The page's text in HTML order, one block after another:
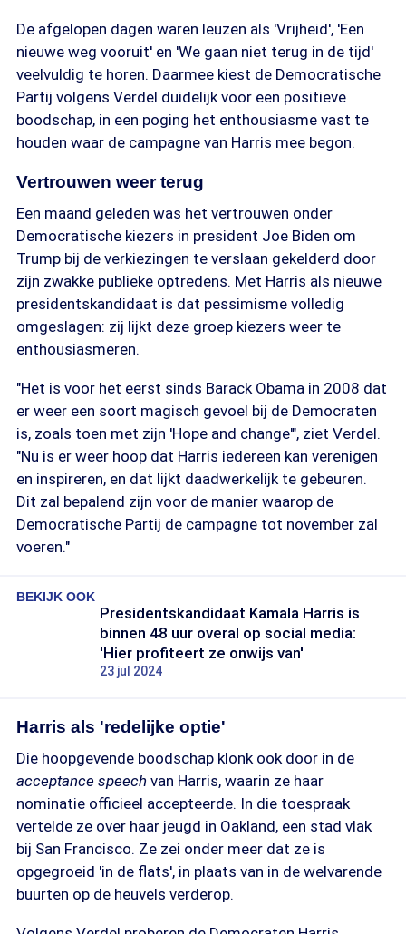
De afgelopen dagen waren leuzen als 'Vrijheid', 'Een
nieuwe weg vooruit' en 'We gaan niet terug in de tijd'
veelvuldig te horen. Daarmee kiest de Democratische
Partij volgens Verdel duidelijk voor een positieve
boodschap, in een poging het enthousiasme vast te
houden waar de campagne van Harris mee begon.
Vertrouwen weer terug
Een maand geleden was het vertrouwen onder
Democratische kiezers in president Joe Biden om
Trump bij de verkiezingen te verslaan gekelderd door
zijn zwakke publieke optredens. Met Harris als nieuwe
presidentskandidaat is dat pessimisme volledig
omgeslagen: zij lijkt deze groep kiezers weer te
enthousiasmeren.
"Het is voor het eerst sinds Barack Obama in 2008 dat
er weer een soort magisch gevoel bij de Democraten
is, zoals toen met zijn 'Hope and change'", ziet Verdel.
"Nu is er weer hoop dat Harris iedereen kan verenigen
en inspireren, en dat lijkt daadwerkelijk te gebeuren.
Dit zal bepalend zijn voor de manier waarop de
Democratische Partij de campagne tot november zal
voeren."
BEKIJK OOK
Presidentskandidaat Kamala Harris is
binnen 48 uur overal op social media:
'Hier profiteert ze onwijs van'
23 jul 2024
Harris als 'redelijke optie'
Die hoopgevende boodschap klonk ook door in de
acceptance speech van Harris, waarin ze haar
nominatie officieel accepteerde. In die toespraak
vertelde ze over haar jeugd in Oakland, een stad vlak
bij San Francisco. Ze zei onder meer dat ze is
opgegroeid 'in de flats', in plaats van in de welvarende
buurten op de heuvels verderop.